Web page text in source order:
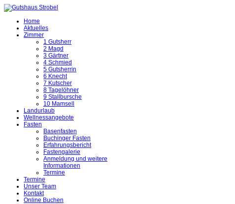
Home
Aktuelles
Zimmer
1 Gutsherr
2 Magd
3 Gärtner
4 Schmied
5 Gutsherrin
6 Knecht
7 Kutscher
8 Tagelöhner
9 Stallbursche
10 Mamsell
Landurlaub
Wellnessangebote
Fasten
Basenfasten
Buchinger Fasten
Erfahrungsbericht
Fastengalerie
Anmeldung und weitere
Informationen
Termine
Termine
Unser Team
Kontakt
Online Buchen